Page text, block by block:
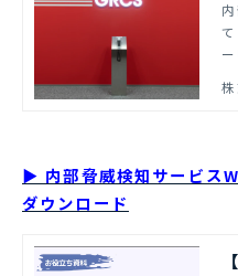
▶ 内部脅威検知サービス
ダウンロード